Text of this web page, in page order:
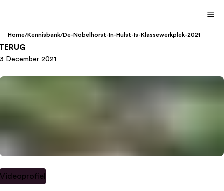
Home/Kennisbank/De-Nobelhorst-In-Hulst-Is-Klassewerkplek-2021
3 December 2021
Videoprofiel